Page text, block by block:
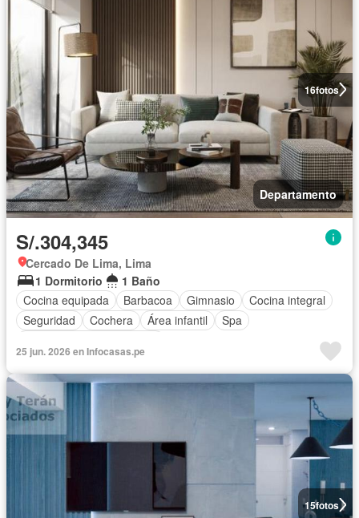
16fotos
Departamento
S/.304,345
Cercado De Lima, Lima
1 Dormitorio
1 Baño
Cocina equipada
Barbacoa Gimnasio
Cocina integral
Seguridad
Cochera Área infantil
Spa
25 jun. 2026 en Infocasas.pe
15fotos